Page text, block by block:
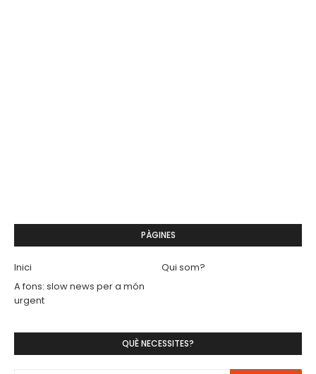
PÀGINES
Inici
Qui som?
A fons: slow news per a món
urgent
QUÈ NECESSITES?